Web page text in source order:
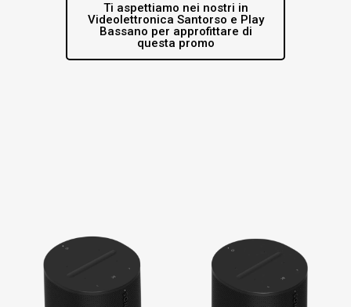
Ti aspettiamo nei nostri in
Videolettronica Santorso e Play
Bassano per approfittare di
questa promo